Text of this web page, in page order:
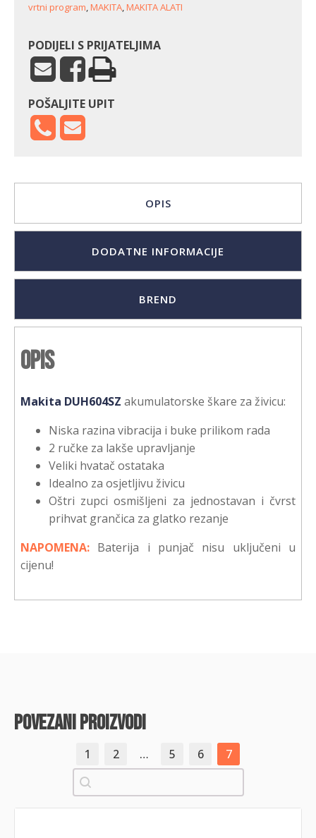
vrtni program,MAKITA,MAKITA ALATI
PODIJELI S PRIJATELJIMA
POŠALJITE UPIT
OPIS
DODATNE INFORMACIJE
BREND
Opis
Makita DUH604SZ akumulatorske škare za živicu:
Niska razina vibracija i buke prilikom rada
2 ručke za lakše upravljanje
Veliki hvatač ostataka
Idealno za osjetljivu živicu
Oštri zupci osmišljeni za jednostavan i čvrst
prihvat grančica za glatko rezanje
NAPOMENA: Baterija i punjač nisu uključeni u
cijenu!
povezani proizvodi
1 2 … 5 6
7
Pretraži